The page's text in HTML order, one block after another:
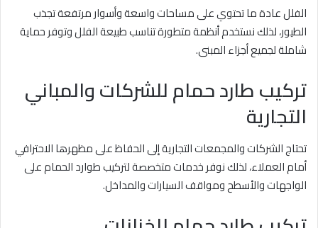
الفلل عادة ما تحتوي على مساحات واسعة وأسوار مرتفعة تجذب
الطيور، لذلك نستخدم أنظمة متطورة تناسب طبيعة الفلل وتوفر حماية
شاملة لجميع أجزاء المبنى.
تركيب طارد حمام للشركات والمباني
التجارية
تحتاج الشركات والمجمعات التجارية إلى الحفاظ على مظهرها الاحترافي
أمام العملاء، لذلك نوفر خدمات متخصصة لتركيب طوارد الحمام على
الواجهات والأسطح ومواقف السيارات والمداخل.